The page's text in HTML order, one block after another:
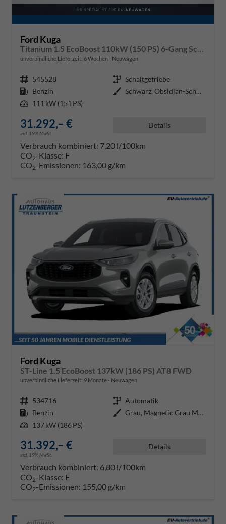
Ford Kuga
unverbindliche Lieferzeit: 6 Wochen Neuwagen
Fahrzeugnr. 545528 Getriebe Schaltgetriebe
Kraftstoff Benzin Außenfarbe
Schwarz, Obsidian-Schwarz Metall
Leistung 111 kW (151 PS)
31.292,– €
incl. 19% MwSt.
Details
Verbrauch kombiniert: 7,20 l/100km
CO2-Klasse: F
CO2-Emissionen: 163,00 g/km
Ford Kuga
ST-Line 1.5 EcoBoost 137kW (186 PS) AT8 FWD
unverbindliche Lieferzeit: 9 Monate Neuwagen
Fahrzeugnr. 534716 Getriebe Automatik
Kraftstoff Benzin Außenfarbe
Grau, Magnetic Grau Metallic
Leistung 137 kW (186 PS)
31.392,– €
incl. 19% MwSt.
Details
Verbrauch kombiniert: 6,80 l/100km
CO2-Klasse: E
CO2-Emissionen: 155,00 g/km